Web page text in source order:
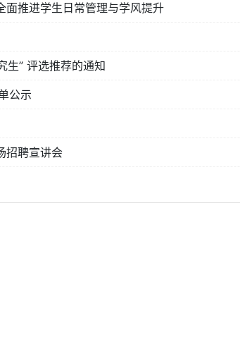
推进学生日常管理与学风提升
生” 评选推荐的通知
公示
招聘宣讲会